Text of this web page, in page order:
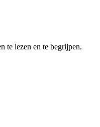
te lezen en te begrijpen.